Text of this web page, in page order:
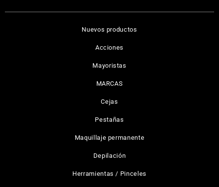
Nuevos productos
Acciones
Mayoristas
MARCAS
Cejas
Pestañas
Maquillaje permanente
Depilación
Herramientas / Pinceles